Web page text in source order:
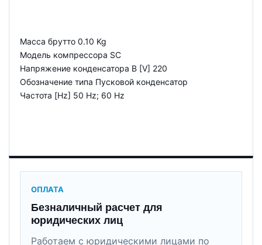
Масса брутто 0.10 Kg
Модель компрессора SC
Напряжение конденсатора B [V] 220
Обозначение типа Пусковой конденсатор
Частота [Hz] 50 Hz; 60 Hz
ОПЛАТА
Безналичный расчет для
юридических лиц
Работаем с юридическими лицами по